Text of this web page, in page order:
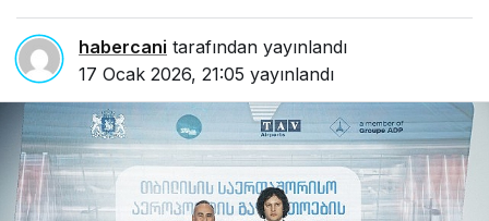
habercani tarafından yayınlandı
17 Ocak 2026, 21:05 yayınlandı